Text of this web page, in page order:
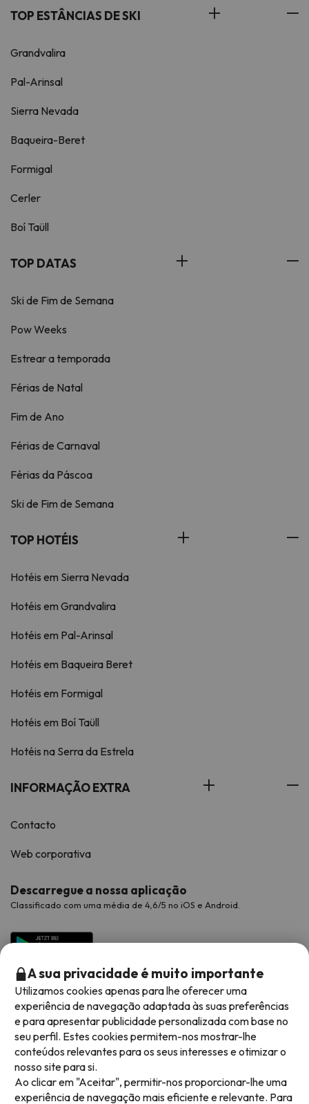
TOP ESTÂNCIAS DE SKI
Grandvalira
Pal-Arinsal
Sierra Nevada
Baqueira-Beret
Formigal
Cerler
Boí Taüll
TOP DATAS
Ski de Fim de Semana
Pow Weeks
Estrear a temporada
Férias de Natal
Fim de Ano
Férias de Carnaval
Férias da Páscoa
Ski de Fim de Semana
TOP HOTÉIS
Hotéis em Sierra Nevada
Hotéis em Grandvalira
Hotéis em Pal-Arinsal
Hotéis em Baqueira Beret
Hotéis em Formigal
Hotéis em Boí Taüll
Hotéis na Serra da Estrela
INFORMAÇÃO EXTRA
Contacto
Web corporativa
Descarregue a nossa aplicação
Classificado com uma média de 4,6/5 no iOS e Android.
Métodos de pagamento disponíveis
A sua privacidade é muito importante
Utilizamos cookies apenas para lhe oferecer uma
experiência de navegação adaptada às suas preferências
e para apresentar publicidade personalizada com base no
seu perfil. Estes cookies permitem-nos mostrar-lhe
conteúdos relevantes para os seus interesses e otimizar o
nosso site para si.
Ao clicar em "Aceitar", permitir-nos proporcionar-lhe uma
experiência de navegação mais eficiente e relevante. Para